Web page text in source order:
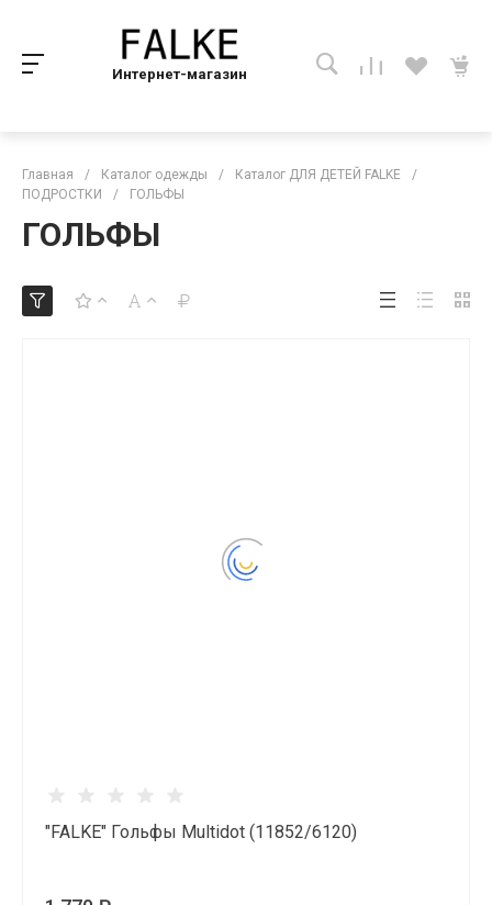
Интернет-магазин
Главная / Каталог одежды / Каталог ДЛЯ ДЕТЕЙ FALKE
/
ПОДРОСТКИ
/ ГОЛЬФЫ
ГОЛЬФЫ
"FALKE" Гольфы Multidot (11852/6120)